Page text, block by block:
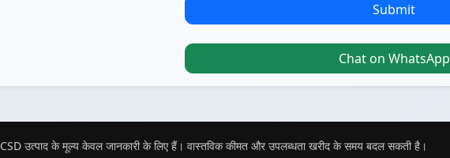
Submit
Chat on WhatsApp
CSD उत्पाद के मूल्य केवल जानकारी के लिए हैं। वास्तविक कीमत और उपलब्धता खरीद के समय बदल सकती है।